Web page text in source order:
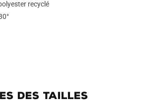
recyclé
DES TAILLES